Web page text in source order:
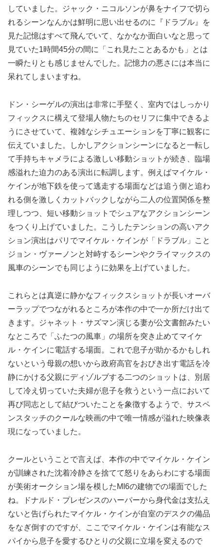
していました。ジャック・ニコルソンが鼻をナイフで切ら
れるシーンなんかは鮮明に思い出せるのに『ドラブル』を
見た記憶はすべて飛んでいて、なかなか面白いなと思って
見ていた1時間45分の間に「これ見たことあるかも」とは
一瞬たりとも感じませんでした。記憶力の悪さには本当に
呆れてしまいますね。
ドン・シーゲルの演出は非常に手堅く、室内ではしっかり
フィックスに構えて登場人物たちのセリフに集中できるよ
うにさせていて、複雑なシチュエーションを丁寧に観客に
伝えていました。しかしアクションシーンになると一転し
て手持ちキャメラによる激しい移動ショットが続き、臨場
感溢れた迫力のある演出に転調します。例えばマイケル・
ケインが地下鉄を使って逃走する場面などは追う側と追わ
れる側を激しくカットバックしながら二人の位置関係を整
理しつつ、短い移動ショットでシュアなアクションシーン
をつくり上げていました。こうしたテンションの高いアク
ション演出はパリでマイケル・ケインが「ドラブル」こと
ジョン・ヴァーノンと対峙するシーンやクライマックスの
風車のシーンでも同じように効果を上げていました。
これらとは真逆に静かなフィックスショットが長いオーバ
ーラップでつながれるところが本作の中で一か所だけ出て
きます。ジャネット・サズマン演じる妻が公文書館みたい
なところで「ふたつの風車」の場所を突き止めてマイケ
ル・ケインに電話する場面。これで息子が助かるかもしれ
ないという母親の想いから政府高官をおびき出す電話を冷
静にかける父親にディゾルブする二つのショットは、別居
して冷え切っていた夫婦が息子を救うという一点において
再び同志として結びついたことを象徴するようで、サスペ
ンスタッチのクールな映画の中で唯一情感が溢れた映像表
現になっていました。
クールということで言えば、本作の中でマイケル・ケイン
が訓練された沈着冷静さを捨てて怒りをあらわにする場面
が美術オークション場を模したMI6の建物での場面でした
ね。ドナルド・プレゼンスのハーパーから身代金は支払え
ないと告げられたマイケル・ケインが自室のデスクの備品
をなぎ倒すのですが、ここでマイケル・ケインは有能なス
パイから息子を愛するひとりの父親に立場を変えるので